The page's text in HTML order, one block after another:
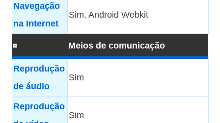
Navegação
na Internet
Sim, Android Webkit
Meios de comunicação
Reprodução
de áudio
Sim
Reprodução
Sim